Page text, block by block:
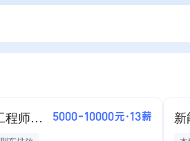
汽车排放试验工程师（河南分公司） 5000-10000元·13薪 新